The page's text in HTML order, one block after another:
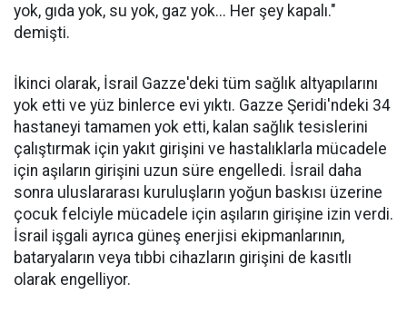
yok, gıda yok, su yok, gaz yok... Her şey kapalı."
demişti.
İkinci olarak, İsrail Gazze'deki tüm sağlık altyapılarını
yok etti ve yüz binlerce evi yıktı. Gazze Şeridi'ndeki 34
hastaneyi tamamen yok etti, kalan sağlık tesislerini
çalıştırmak için yakıt girişini ve hastalıklarla mücadele
için aşıların girişini uzun süre engelledi. İsrail daha
sonra uluslararası kuruluşların yoğun baskısı üzerine
çocuk felciyle mücadele için aşıların girişine izin verdi.
İsrail işgali ayrıca güneş enerjisi ekipmanlarının,
bataryaların veya tıbbi cihazların girişini de kasıtlı
olarak engelliyor.